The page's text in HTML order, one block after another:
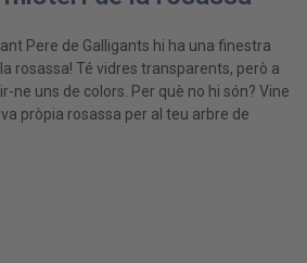
Pere de Galligants hi ha una finestra
rosassa! Té vidres transparents, però a
ne uns de colors. Per què no hi són? Vine
pròpia rosassa per al teu arbre de